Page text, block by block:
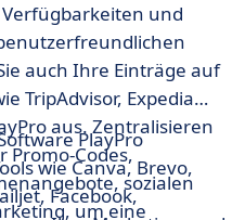
und
auch Ihre Einträge auf
TripAdvisor, Expedia
aus. Zentralisieren
Promo-Codes,
sozialen
um eine
PlayPro
wie Canva, Brevo,
Facebook,